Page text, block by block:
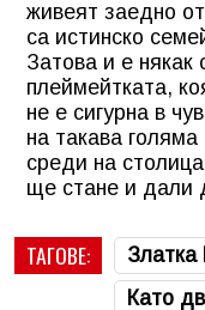
живеят заедно
са истинско
Затова и е някак
плеймейтката,
не е сигурна в
на такава
среди на
ще стане и дали
ТАГОВЕ: Златка
Като